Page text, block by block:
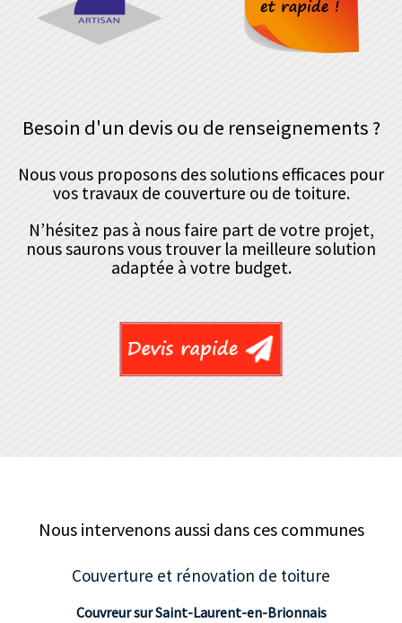
Besoin d'un devis ou de renseignements ?
Nous vous proposons des solutions efficaces pour
vos travaux de couverture ou de toiture.
N’hésitez pas à nous faire part de votre projet,
nous saurons vous trouver la meilleure solution
adaptée à votre budget.
Nous intervenons aussi dans ces communes
Couverture et rénovation de toiture
Couvreur sur Saint-Laurent-en-Brionnais